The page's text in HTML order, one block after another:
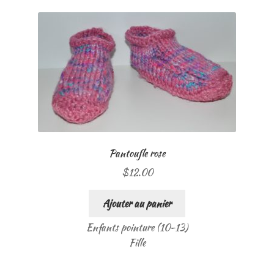
Pantoufle rose
$12.00
Ajouter au panier
Enfants pointure (10-13)
Fille